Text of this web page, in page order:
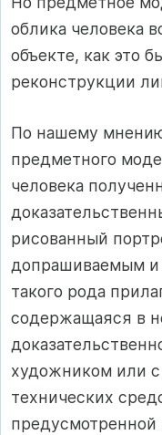
облика человека
объекте, как это
реконструкции
По нашему
предметного
человека
рисованный
допрашиваемым и
такого рода
содержащаяся в
художником или
технических